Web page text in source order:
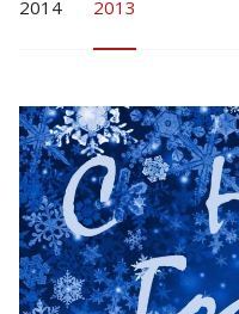
2014 2013